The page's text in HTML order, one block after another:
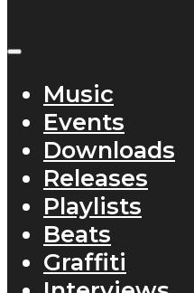
Music
Events
Downloads
Releases
Playlists
Beats
Graffiti